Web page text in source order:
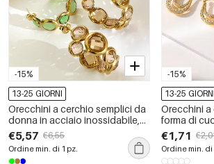
-15%
13-25 GIORNI
Orecchini a cerchio semplici da
donna in acciaio inossidabile,
impermeabili e con pietra
naturale, della serie Luxurious.
€5,57 €6,55
Ordine min. di 1 pz.
-15%
13-25 GIORNI
Orecchini
forma di
€1,71
Ordine min. di